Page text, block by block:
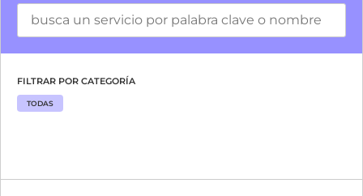
FILTRAR POR CATEGORÍA
TODAS